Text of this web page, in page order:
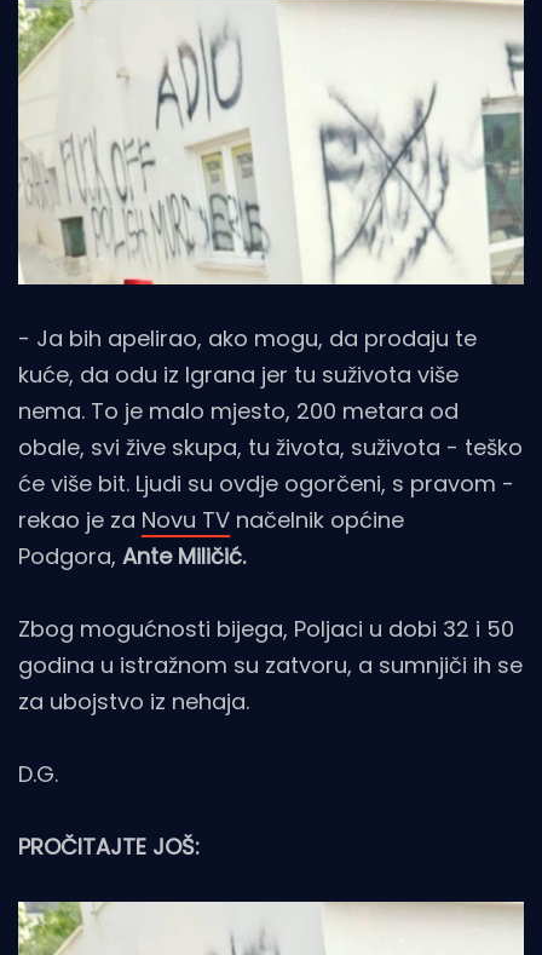
- Ja bih apelirao, ako mogu, da prodaju te
kuće, da odu iz Igrana jer tu suživota više
nema. To je malo mjesto, 200 metara od
obale, svi žive skupa, tu života, suživota - teško
će više bit. Ljudi su ovdje ogorčeni, s pravom -
rekao je za Novu TV načelnik općine
Podgora, Ante Miličić.
Zbog mogućnosti bijega, Poljaci u dobi 32 i 50
godina u istražnom su zatvoru, a sumnjiči ih se
za ubojstvo iz nehaja.
D.G.
PROČITAJTE JOŠ: